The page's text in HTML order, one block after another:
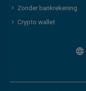
Zonder bankrekening
Crypto wallet